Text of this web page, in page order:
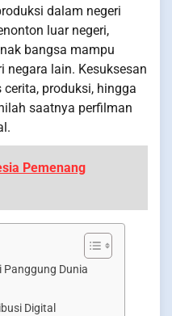
dalam negeri
luar negeri,
bangsa mampu
negara lain. Kesuksesan
produksi, hingga
saatnya perfilman
Pemenang
Panggung Dunia
Digital